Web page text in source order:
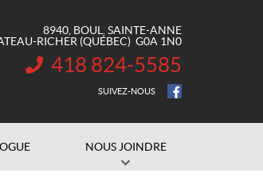
8940, BOUL. SAINTE-ANNE
RICHER (QUÉBEC) G0A 1N0
INFORMATION :
418 824-5585
SUIVEZ-NOUS
NOUS JOINDRE